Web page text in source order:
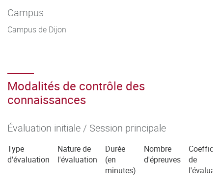
Campus
Campus de Dijon
Modalités de contrôle des
connaissances
Évaluation initiale / Session principale
Type
d'évaluation
Nature de
l'évaluation
Durée
(en
minutes)
Nombre
d'épreuves
de